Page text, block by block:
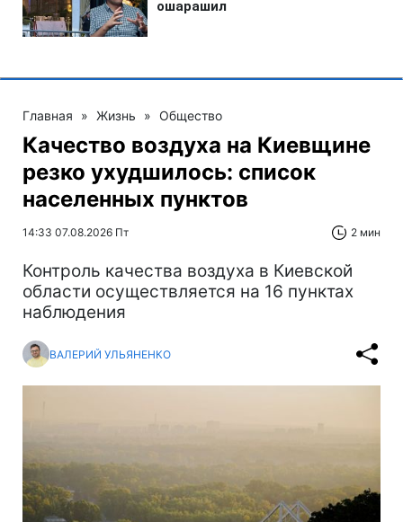
Главная » Жизнь » Общество
Качество воздуха на Киевщине
резко ухудшилось: список
населенных пунктов
14:33 07.08.2026 Пт 2 мин
Контроль качества воздуха в Киевской
области осуществляется на 16 пунктах
наблюдения
ВАЛЕРИЙ УЛЬЯНЕНКО